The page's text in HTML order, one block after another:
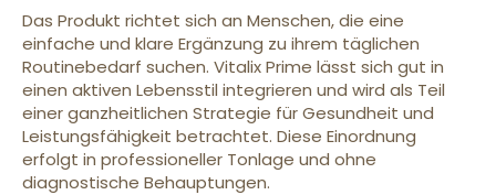
Das Produkt richtet sich an Menschen, die eine
einfache und klare Ergänzung zu ihrem täglichen
Routinebedarf suchen. Vitalix Prime lässt sich gut in
einen aktiven Lebensstil integrieren und wird als Teil
einer ganzheitlichen Strategie für Gesundheit und
Leistungsfähigkeit betrachtet. Diese Einordnung
erfolgt in professioneller Tonlage und ohne
diagnostische Behauptungen.